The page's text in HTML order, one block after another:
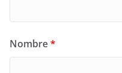
Nombre*